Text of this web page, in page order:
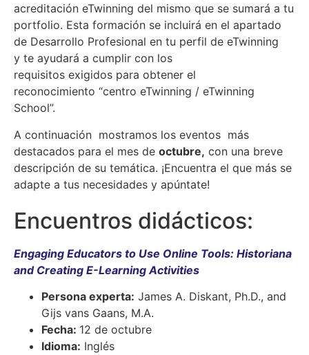
acreditación eTwinning del mismo que se sumará a tu
portfolio. Esta formación se incluirá en el apartado
de Desarrollo Profesional en tu perfil de eTwinning
y te ayudará a cumplir con los
requisitos exigidos para obtener el
reconocimiento “centro eTwinning / eTwinning
School”.
A continuación mostramos los eventos más
destacados para el mes de octubre, con una breve
descripción de su temática. ¡Encuentra el que más se
adapte a tus necesidades y apúntate!
Encuentros didácticos:
Engaging Educators to Use Online Tools: Historiana
and Creating E-Learning Activities
Persona experta: James A. Diskant, Ph.D., and
Gijs vans Gaans, M.A.
Fecha: 12 de octubre
Idioma: Inglés